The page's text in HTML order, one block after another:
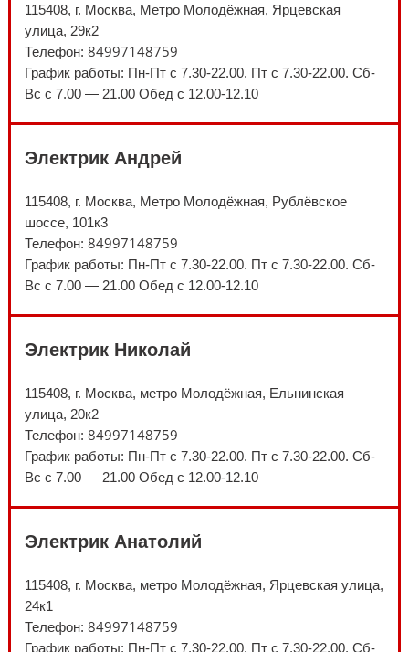
115408, г. Москва, Метро Молодёжная, Ярцевская
улица, 29к2
Телефон: 84997148759
График работы: Пн-Пт с 7.30-22.00. Пт с 7.30-22.00. Сб-
Вс с 7.00 — 21.00 Обед с 12.00-12.10
Электрик Андрей
115408, г. Москва, Метро Молодёжная, Рублёвское
шоссе, 101к3
Телефон: 84997148759
График работы: Пн-Пт с 7.30-22.00. Пт с 7.30-22.00. Сб-
Вс с 7.00 — 21.00 Обед с 12.00-12.10
Электрик Николай
115408, г. Москва, метро Молодёжная, Ельнинская
улица, 20к2
Телефон: 84997148759
График работы: Пн-Пт с 7.30-22.00. Пт с 7.30-22.00. Сб-
Вс с 7.00 — 21.00 Обед с 12.00-12.10
Электрик Анатолий
115408, г. Москва, метро Молодёжная, Ярцевская улица,
24к1
Телефон: 84997148759
График работы: Пн-Пт с 7.30-22.00. Пт с 7.30-22.00. Сб-